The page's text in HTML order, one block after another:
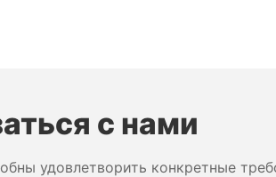
с нами
удовлетворить конкретные